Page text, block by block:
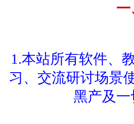
一
1.本站所有软件、
习、交流研讨场景
黑产及